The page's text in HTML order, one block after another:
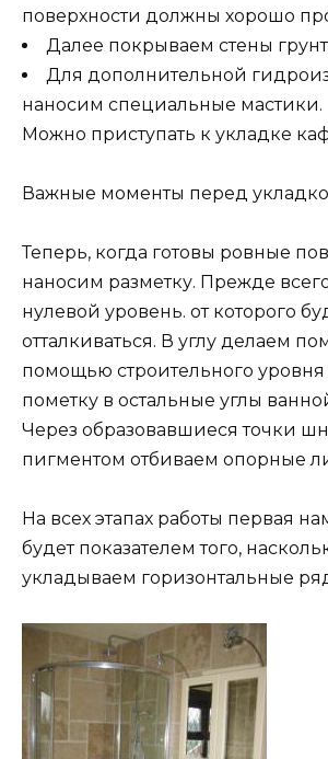
поверхности должны хорошо
Далее покрываем стены
Для дополнительной
наносим специальные мастики.
Можно приступать к укладке
Важные моменты перед
Теперь, когда готовы ровные
наносим разметку. Прежде
нулевой уровень. от которого
отталкиваться. В углу делаем
помощью строительного
пометку в остальные углы
Через образовавшиеся точки
пигментом отбиваем опорные
На всех этапах работы первая
будет показателем того,
укладываем горизонтальные